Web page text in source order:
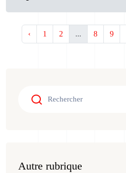
‹ 1 2 ... 8 9
Autre rubrique